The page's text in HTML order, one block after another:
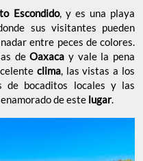
Escondido, y es una playa
sus visitantes pueden
entre peces de colores.
deOaxaca y vale la pena
clima, las vistas a los
de bocaditos locales y las
de este lugar.